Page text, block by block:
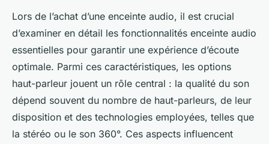
Lors de l’achat d’une enceinte audio, il est crucial
d’examiner en détail les fonctionnalités enceinte audio
essentielles pour garantir une expérience d’écoute
optimale. Parmi ces caractéristiques, les options
haut-parleur jouent un rôle central : la qualité du son
dépend souvent du nombre de haut-parleurs, de leur
disposition et des technologies employées, telles que
la stéréo ou le son 360°. Ces aspects influencent